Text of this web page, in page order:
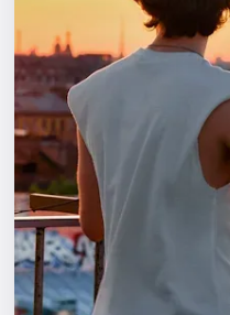
Города
Площадки
Артисты
Рейтинги